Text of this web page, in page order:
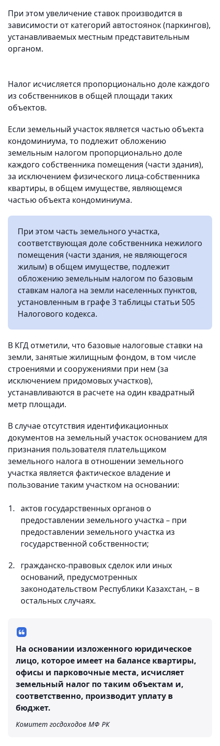
При этом увеличение ставок производится в
зависимости от категорий автостоянок (паркингов),
устанавливаемых местным представительным
органом.
Налог исчисляется пропорционально доле каждого
из собственников в общей площади таких
объектов.
Если земельный участок является частью объекта
кондоминиума, то подлежит обложению
земельным налогом пропорционально доле
каждого собственника помещения (части здания),
за исключением физического лица-собственника
квартиры, в общем имуществе, являющемся
частью объекта кондоминиума.
При этом часть земельного участка,
соответствующая доле собственника нежилого
помещения (части здания, не являющегося
жилым) в общем имуществе, подлежит
обложению земельным налогом по базовым
ставкам налога на земли населенных пунктов,
установленным в графе 3 таблицы статьи 505
Налогового кодекса.
В КГД отметили, что базовые налоговые ставки на
земли, занятые жилищным фондом, в том числе
строениями и сооружениями при нем (за
исключением придомовых участков),
устанавливаются в расчете на один квадратный
метр площади.
В случае отсутствия идентификационных
документов на земельный участок основанием для
признания пользователя плательщиком
земельного налога в отношении земельного
участка является фактическое владение и
пользование таким участком на основании:
актов государственных органов о
предоставлении земельного участка – при
предоставлении земельного участка из
государственной собственности;
гражданско-правовых сделок или иных
оснований, предусмотренных
законодательством Республики Казахстан, – в
остальных случаях.
На основании изложенного юридическое
лицо, которое имеет на балансе квартиры,
офисы и парковочные места, исчисляет
земельный налог по таким объектам и,
соответственно, производит уплату в
бюджет.
Комитет госдоходов МФ РК